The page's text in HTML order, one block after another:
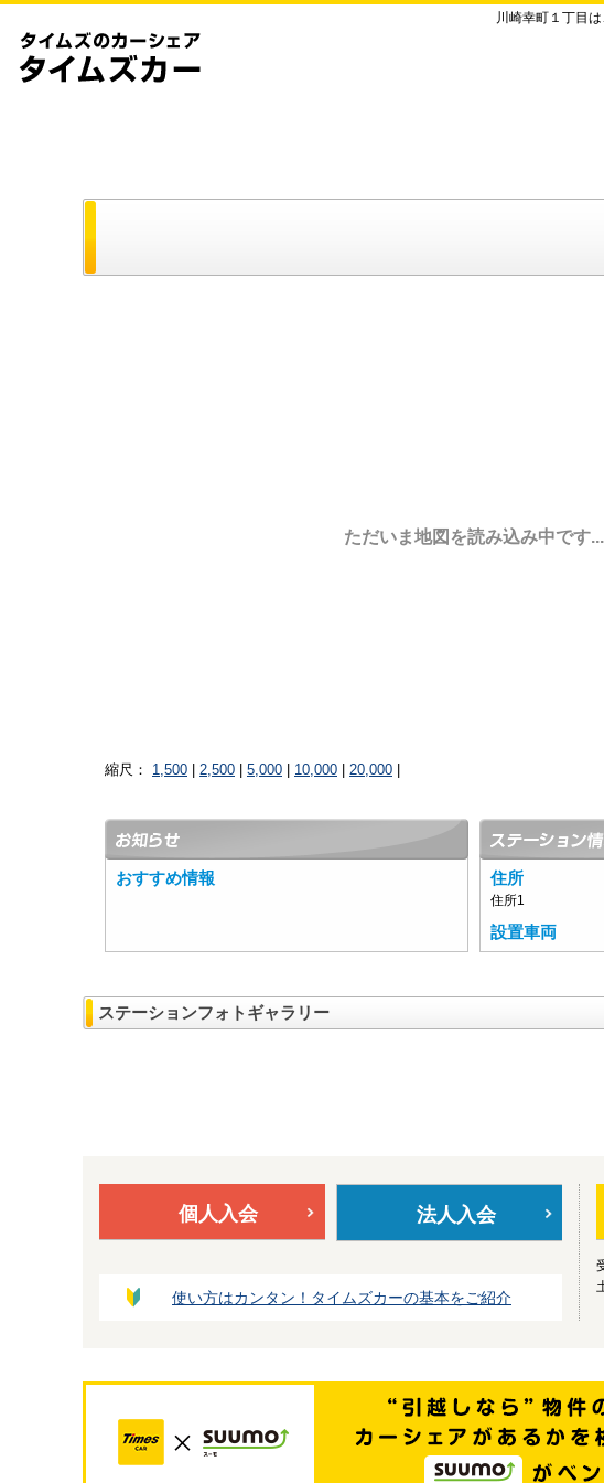
川崎幸町１丁目
ただいま地図を読み込み中です...
縮尺： 1,500 2,500 5,000 10,000 20,000
おすすめ情報 住所
住所1
設置車両
ステーションフォトギャラリー
個人入会 法人入会
使い方はカンタン！タイムズカーの基本をご紹介